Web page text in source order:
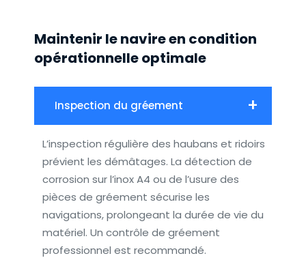
Maintenir le navire en condition
opérationnelle optimale
Inspection du gréement
L’inspection régulière des haubans et ridoirs
prévient les démâtages. La détection de
corrosion sur l’inox A4 ou de l’usure des
pièces de gréement sécurise les
navigations, prolongeant la durée de vie du
matériel. Un contrôle de gréement
professionnel est recommandé.